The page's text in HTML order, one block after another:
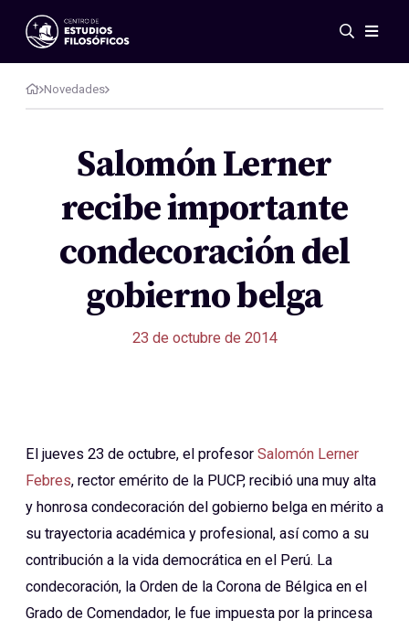
Eventos
Novedades
Investigación
Publicaciones
Galería
Acerca de nosotros
Reglamento
Convenios
Novedades
Salomón Lerner
recibe importante
condecoración del
gobierno belga
23 de octubre de 2014
El jueves 23 de octubre, el profesor Salomón Lerner
Febres, rector emérito de la PUCP, recibió una muy alta
y honrosa condecoración del gobierno belga en mérito a
su trayectoria académica y profesional, así como a su
contribución a la vida democrática en el Perú. La
condecoración, la Orden de la Corona de Bélgica en el
Grado de Comendador, le fue impuesta por la princesa